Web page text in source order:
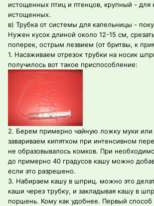
истощенных птиц и птенцов, крупный - для
истощенных.
в) Трубка от системы для капельницы -
Нужен кусок длиной около 12-15 см,
поперек, острым лезвием (от бритвы, к
1. Насаживаем отрезок трубки на носик
получилось вот такое приспособление:
2. Берем примерно чайную ложку муки или
завариваем кипятком при интенсивном
не образовывалось комков. При
до примерно 40 градусов кашу можно
если это разрешено.
3. Набираем кашу в шприц. можно это
каши через трубку, и закладывая кашу в
поршень. Кому как удобнее. Первый